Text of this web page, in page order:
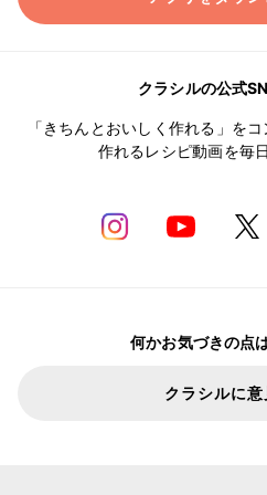
クラシルの公式
「きちんとおいしく作れる」を
作れるレシピ動画を毎
何かお気づきの点
クラシルに意